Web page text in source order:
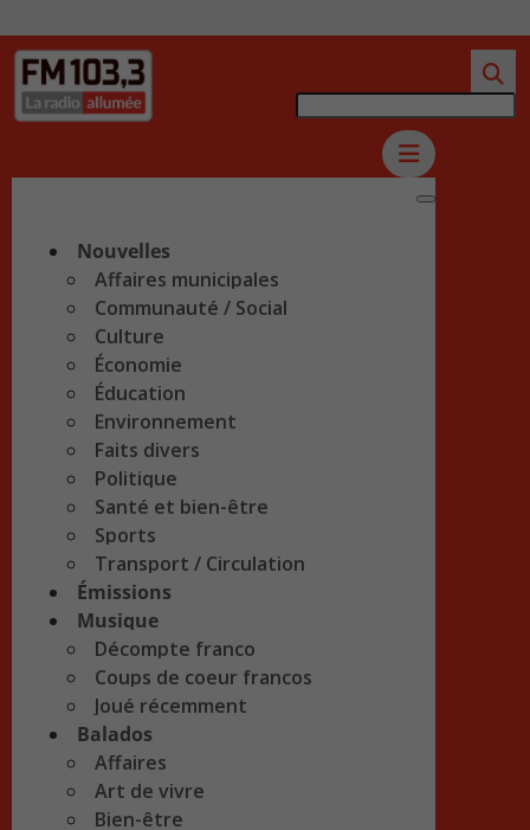
Nouvelles
Affaires municipales
Communauté / Social
Culture
Économie
Éducation
Environnement
Faits divers
Politique
Santé et bien-être
Sports
Transport / Circulation
Émissions
Musique
Décompte franco
Coups de coeur francos
Joué récemment
Balados
Affaires
Art de vivre
Bien-être